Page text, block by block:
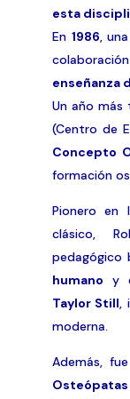
esta
En 1986,
enseñanza
Un año
(Centro de
Concepto
formación
Pionero en
clásico,
pedagógico
humano y
Taylor Still,
moderna.
Además, fue